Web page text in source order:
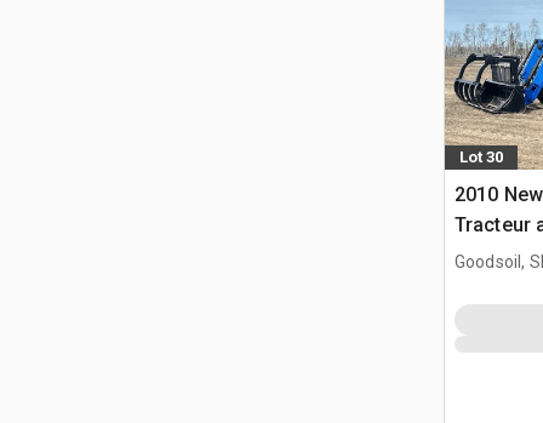
Lot 30
2010
Tracteur
Goodsoil,